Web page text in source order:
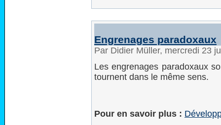
Engrenages paradoxaux
Par Didier Müller, mercredi 23
Les engrenages paradoxaux
tournent dans le même sens.
Pour en savoir plus :